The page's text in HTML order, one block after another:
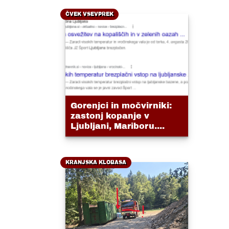
ČVEK VSEVPREK
Gorenjci in močvirniki:
zastonj kopanje v
Ljubljani, Mariboru....
KRANJSKA KLOBASA